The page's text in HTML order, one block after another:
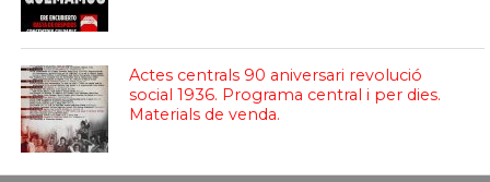
Actes centrals 90 aniversari revolució
social 1936. Programa central i per dies.
Materials de venda.